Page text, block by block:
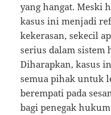
yang hangat. Meski
kasus ini menjadi
kekerasan, sekecil
serius dalam sistem
Diharapkan, kasus
semua pihak untuk
berempati pada
bagi penegak